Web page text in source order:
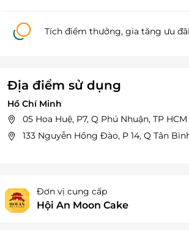
Tích điểm thưởng, gia tăng ưu đãi
Địa điểm sử dụng
Hồ Chí Minh
05 Hoa Huệ, P7, Q Phú Nhuận, TP HCM
133 Nguyễn Hồng Đào, P 14, Q Tân
Đơn vị cung cấp
Hội An Moon Cake